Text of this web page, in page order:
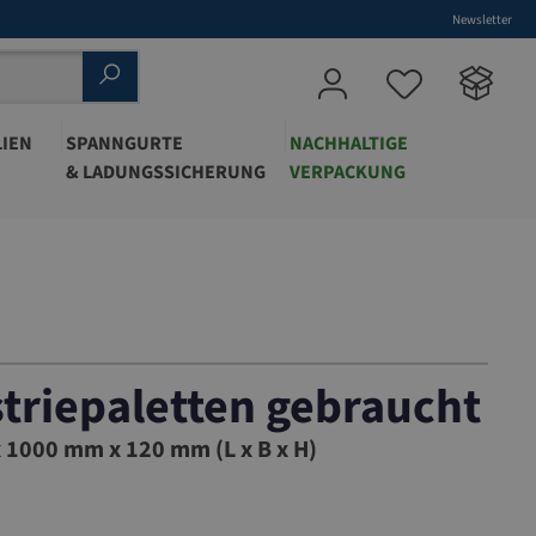
Newsletter
SPANNGURTE
& LADUNGSSICHERUNG
NACHHALTIGE
VERPACKUNG
gebraucht
mm x 120 mm (L x B x H)